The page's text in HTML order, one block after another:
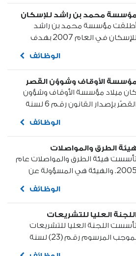
مبدأ الشفافية ومكافحة
الفساد المالي والإداري...
محمد بن راشد للإسكان
مؤسسة محمد بن راشد
للإسكان في العام 2007 بهدف
دبي، عبر تقديم كافة الخدمات
من خلال توفير بدائل متعددة
وفقاً لحاجة المواطن، تتمثل في منح
الأراضي السكنية والمساكن
الوظائف
الأوقاف وشوؤن القصر
كان ميلاد مؤسسة الأوقاف وشؤون
القصّر بإصدار القانون رقم 6 لسنة
تعالى الشيخ مكتوم بن راشد آل
الوظائف
الطرق والمواصلات
تأسست هيئة الطرق والمواصلات عام
2005. والهيئة هي المسؤولة عن
في إمارة دبي، وتساهم في توفير
الإمارات العربية المتحدة...
الوظائف
العليا للتشريعات
تأسست اللجنة العليا للتشريعات
بموجب المرسوم رقم (23) لسنة